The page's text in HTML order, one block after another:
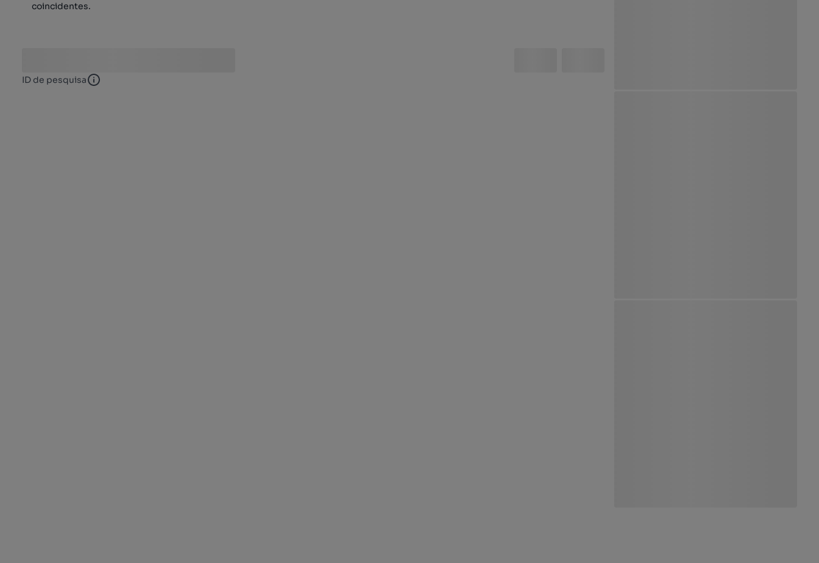
coincidentes.
ID de pesquisa ID de pesquisa